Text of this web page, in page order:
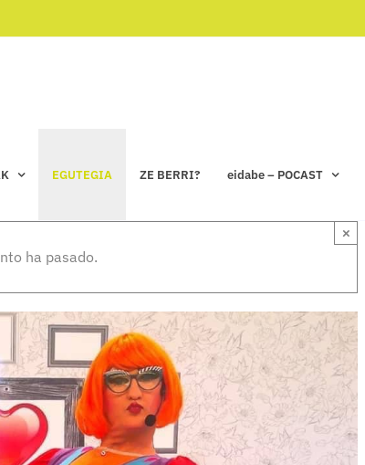
EGUTEGIA ZE BERRI? eidabe – POCAST
ha pasado.
×